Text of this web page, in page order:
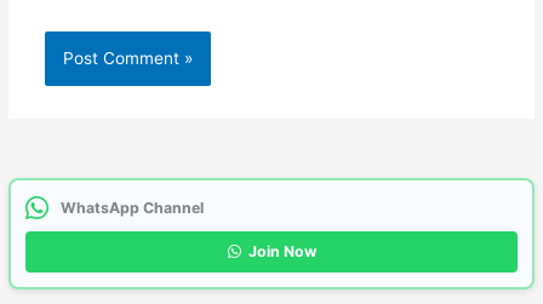
WhatsApp Channel
Join Now